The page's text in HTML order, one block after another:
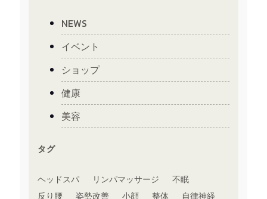
NEWS
イベント
ショップ
健康
美容
タグ
ヘッドスパ リンパマッサージ
不眠
反り腰
姿勢改善 小顔 整体
自律神経